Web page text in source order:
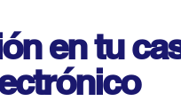
en tu